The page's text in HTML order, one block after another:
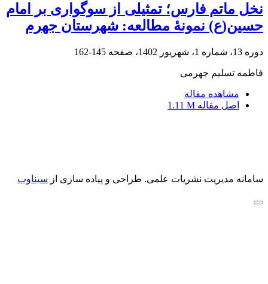
نخل ماتم فارس؛ تمثیلی از سوگواری بر امام
حسین(ع) نمونۀ مطالعه: شهرستان جهرم
دوره 13، شماره 1، شهریور 1402، صفحه 145-162
فاطمه تسلیم جهرمی
مشاهده مقاله
اصل مقاله 1.11 M
سامانه مدیریت نشریات علمی. طراحی و پیاده سازی از سیناوب